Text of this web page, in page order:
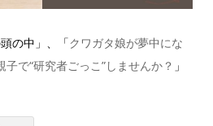
の中」、「クワガタ娘が夢中にな
で“研究者ごっこ”しませんか？ 」